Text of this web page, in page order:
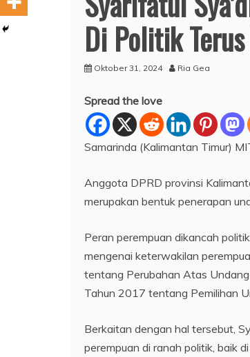
Di Politik
Oktober 31, 2024 Ria Gea
Spread the love
Samarinda (Kalimantan Timur)
Anggota DPRD provinsi
merupakan bentuk penerapan
Peran perempuan dikancah
mengenai keterwakilan
tentang Perubahan Atas
Tahun 2017 tentang Pemilihan
Berkaitan dengan hal tersebut,
perempuan di ranah politik, baik